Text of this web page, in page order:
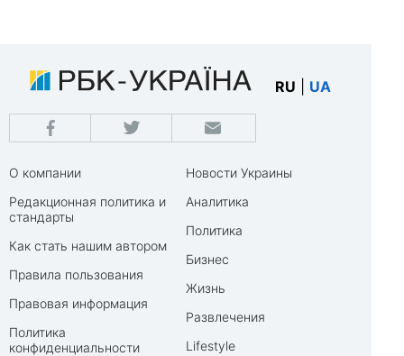
RU UA
О компании
Редакционная политика и
стандарты
Как стать нашим автором
Правила пользования
Правовая информация
Политика
конфиденциальности
Новости Украины
Аналитика
Политика
Бизнес
Жизнь
Развлечения
Lifestyle